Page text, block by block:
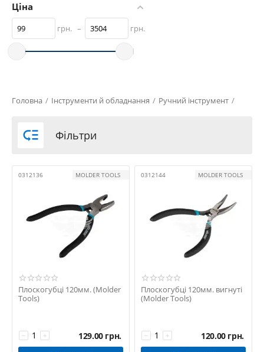
Ціна
грн. – грн.
Головна / Інструменти й обладнання / Ручний інструмент /
 Фільтри
0312136 MOLDER TOOLS
Плоскогубці 120мм. (Molder
Tools)
+
− 129.00 грн.
0312144 MOLDER TOOLS
Плоскогубці 120мм. вигнуті
(Molder Tools)
+
− 120.00 грн.